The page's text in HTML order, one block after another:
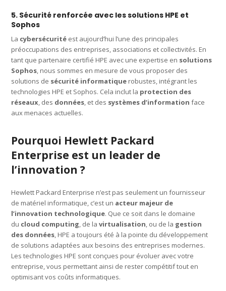
5. Sécurité renforcée avec les solutions HPE et
Sophos
La cybersécurité est aujourd’hui l’une des principales
préoccupations des entreprises, associations et collectivités. En
tant que partenaire certifié HPE avec une expertise en solutions
Sophos, nous sommes en mesure de vous proposer des
solutions de sécurité informatique robustes, intégrant les
technologies HPE et Sophos. Cela inclut la protection des
réseaux, des données, et des systèmes d’information face
aux menaces actuelles.
Pourquoi Hewlett Packard
Enterprise est un leader de
l’innovation ?
Hewlett Packard Enterprise n’est pas seulement un fournisseur
de matériel informatique, c’est un acteur majeur de
l’innovation technologique. Que ce soit dans le domaine
du cloud computing, de lavirtualisation, ou de la gestion
des données, HPE a toujours été à la pointe du développement
de solutions adaptées aux besoins des entreprises modernes.
Les technologies HPE sont conçues pour évoluer avec votre
entreprise, vous permettant ainsi de rester compétitif tout en
optimisant vos coûts informatiques.